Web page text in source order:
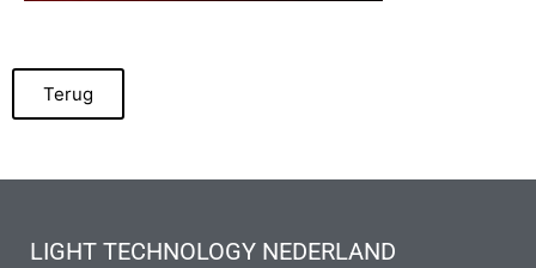
Terug
LIGHT TECHNOLOGY NEDERLAND